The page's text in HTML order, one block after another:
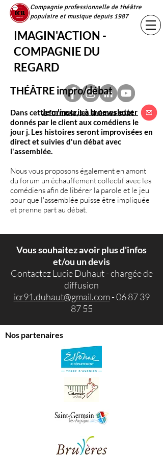
Compagnie professionnelle de théâtre
populaire et musique depuis 1987
IMAGIN'ACTION -
COMPAGNIE DU
REGARD
Je m'inscris à la newsletter
THÉÂTRE impro/débat
Dans cette formule, les thèmes sont
donnés par le client aux comédiens le
jour j. Les histoires seront improvisées en
direct et suivies d'un débat avec
l'assemblée.
Nous vous proposons également en amont
du forum un échauffement collectif avec les
comédiens afin de libérer la parole et le jeu
pour que l'assemblée puisse être impliquée
et prenne part au débat.
Vous souhaitez avoir plus d'infos
et/ou un devis
Contactez Lucie Duhaut - chargée de
diffusion
icr91.duhaut@gmail.com -06 87 39
87 55
Nos partenaires